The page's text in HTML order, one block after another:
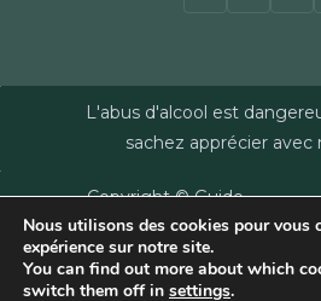
L'abus d'alcool est
sachez apprécier avec
Copyright © Guide
des Vins - Sas
Millésimes et
Dussert-Gerber -
Nous utilisons des cookies pour vous
expérience sur notre site.
You can find out more about which
switch them off in settings.